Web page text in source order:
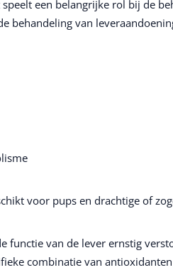
een belangrijke rol bij de
behandeling van
voor pups en drachtige of
functie van de lever ernstig
combinatie van